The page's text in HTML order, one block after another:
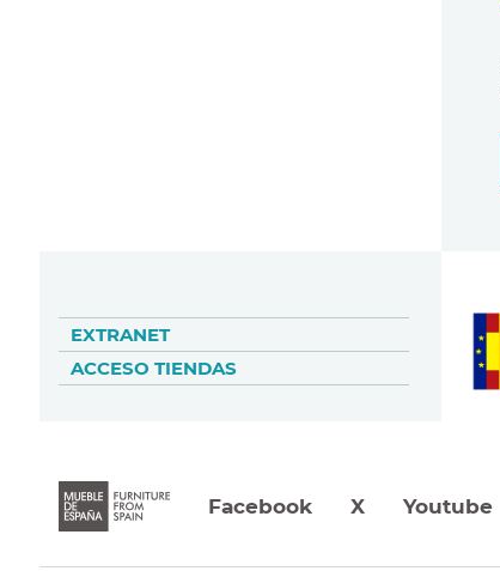
EXTRANET
ACCESO TIENDAS
Facebook X Youtube